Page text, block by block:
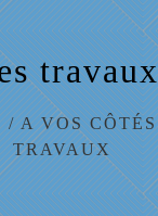
travaux
/ A VOS CÔTÉS
TRAVAUX